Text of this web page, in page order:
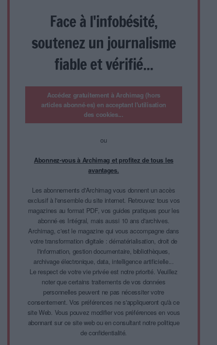
Face à l'infobésité,
soutenez un journalisme
fiable et vérifié...
Accédez gratuitement à Archimag (hors
articles abonné·es) en acceptant l'utilisation
des cookies...
ou
Abonnez-vous à Archimag et profitez de tous les
avantages.
Les abonnements d'Archimag vous donnent un accès
exclusif à l'ensemble du site internet. Retrouvez tous vos
magazines au format PDF, vos guides pratiques pour les
abonné·es Intégral, mais aussi 10 ans d'archives.
Archimag, c'est le magazine qui vous accompagne dans
votre transformation digitale : dématérialisation, droit de
l'information, gestion documentaire, bibliothèques,
archivage électronique, data, intelligence artificielle...
Le respect de votre vie privée est notre priorité. Veuillez
noter que certains traitements de vos données
personnelles peuvent ne pas nécessiter votre
consentement. Vos préférences ne s'appliqueront qu'à ce
site Web. Vous pouvez modifier vos préférences en vous
abonnant sur ce site web ou en consultant notre politique
de confidentialité.